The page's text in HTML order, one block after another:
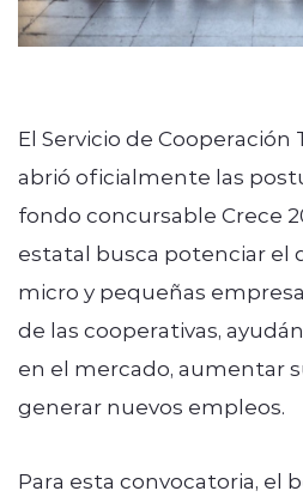
El Servicio de Cooperación
abrió oficialmente las
fondo concursable Crece
estatal busca potenciar el
micro y pequeñas
de las cooperativas,
en el mercado, aumentar
generar nuevos empleos.
Para esta convocatoria, el